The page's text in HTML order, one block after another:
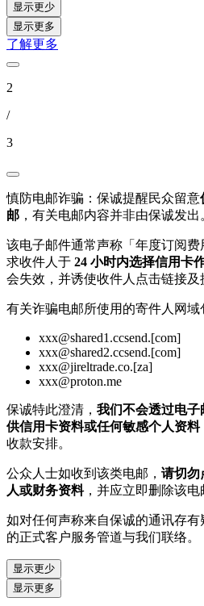
显示更少
显示更多
了解更多
2
/
3
慎防电邮诈骗：保诚提醒民众留意
邮 ，有关电邮内容并非由保诚发出
该电子邮件通常声称「年度订阅
求收件人于 24 小时内选择信用卡
会失效，并诱使收件人点击链接及
有关诈骗电邮所使用的寄件人网域
xxx@shared1.ccsend.[com]
xxx@shared2.ccsend.[com]
xxx@jireltrade.co.[za]
xxx@proton.me
保诚特此澄清， 我们不会透过电
供信用卡资料或任何敏感个人资料
收款安排。
公众人士如收到该类电邮， 请切勿
人或财务资料，并应立即删除该电
如对任何声称来自保诚的通讯存
的正式客户服务管道与我们联络。
显示更少
显示更多